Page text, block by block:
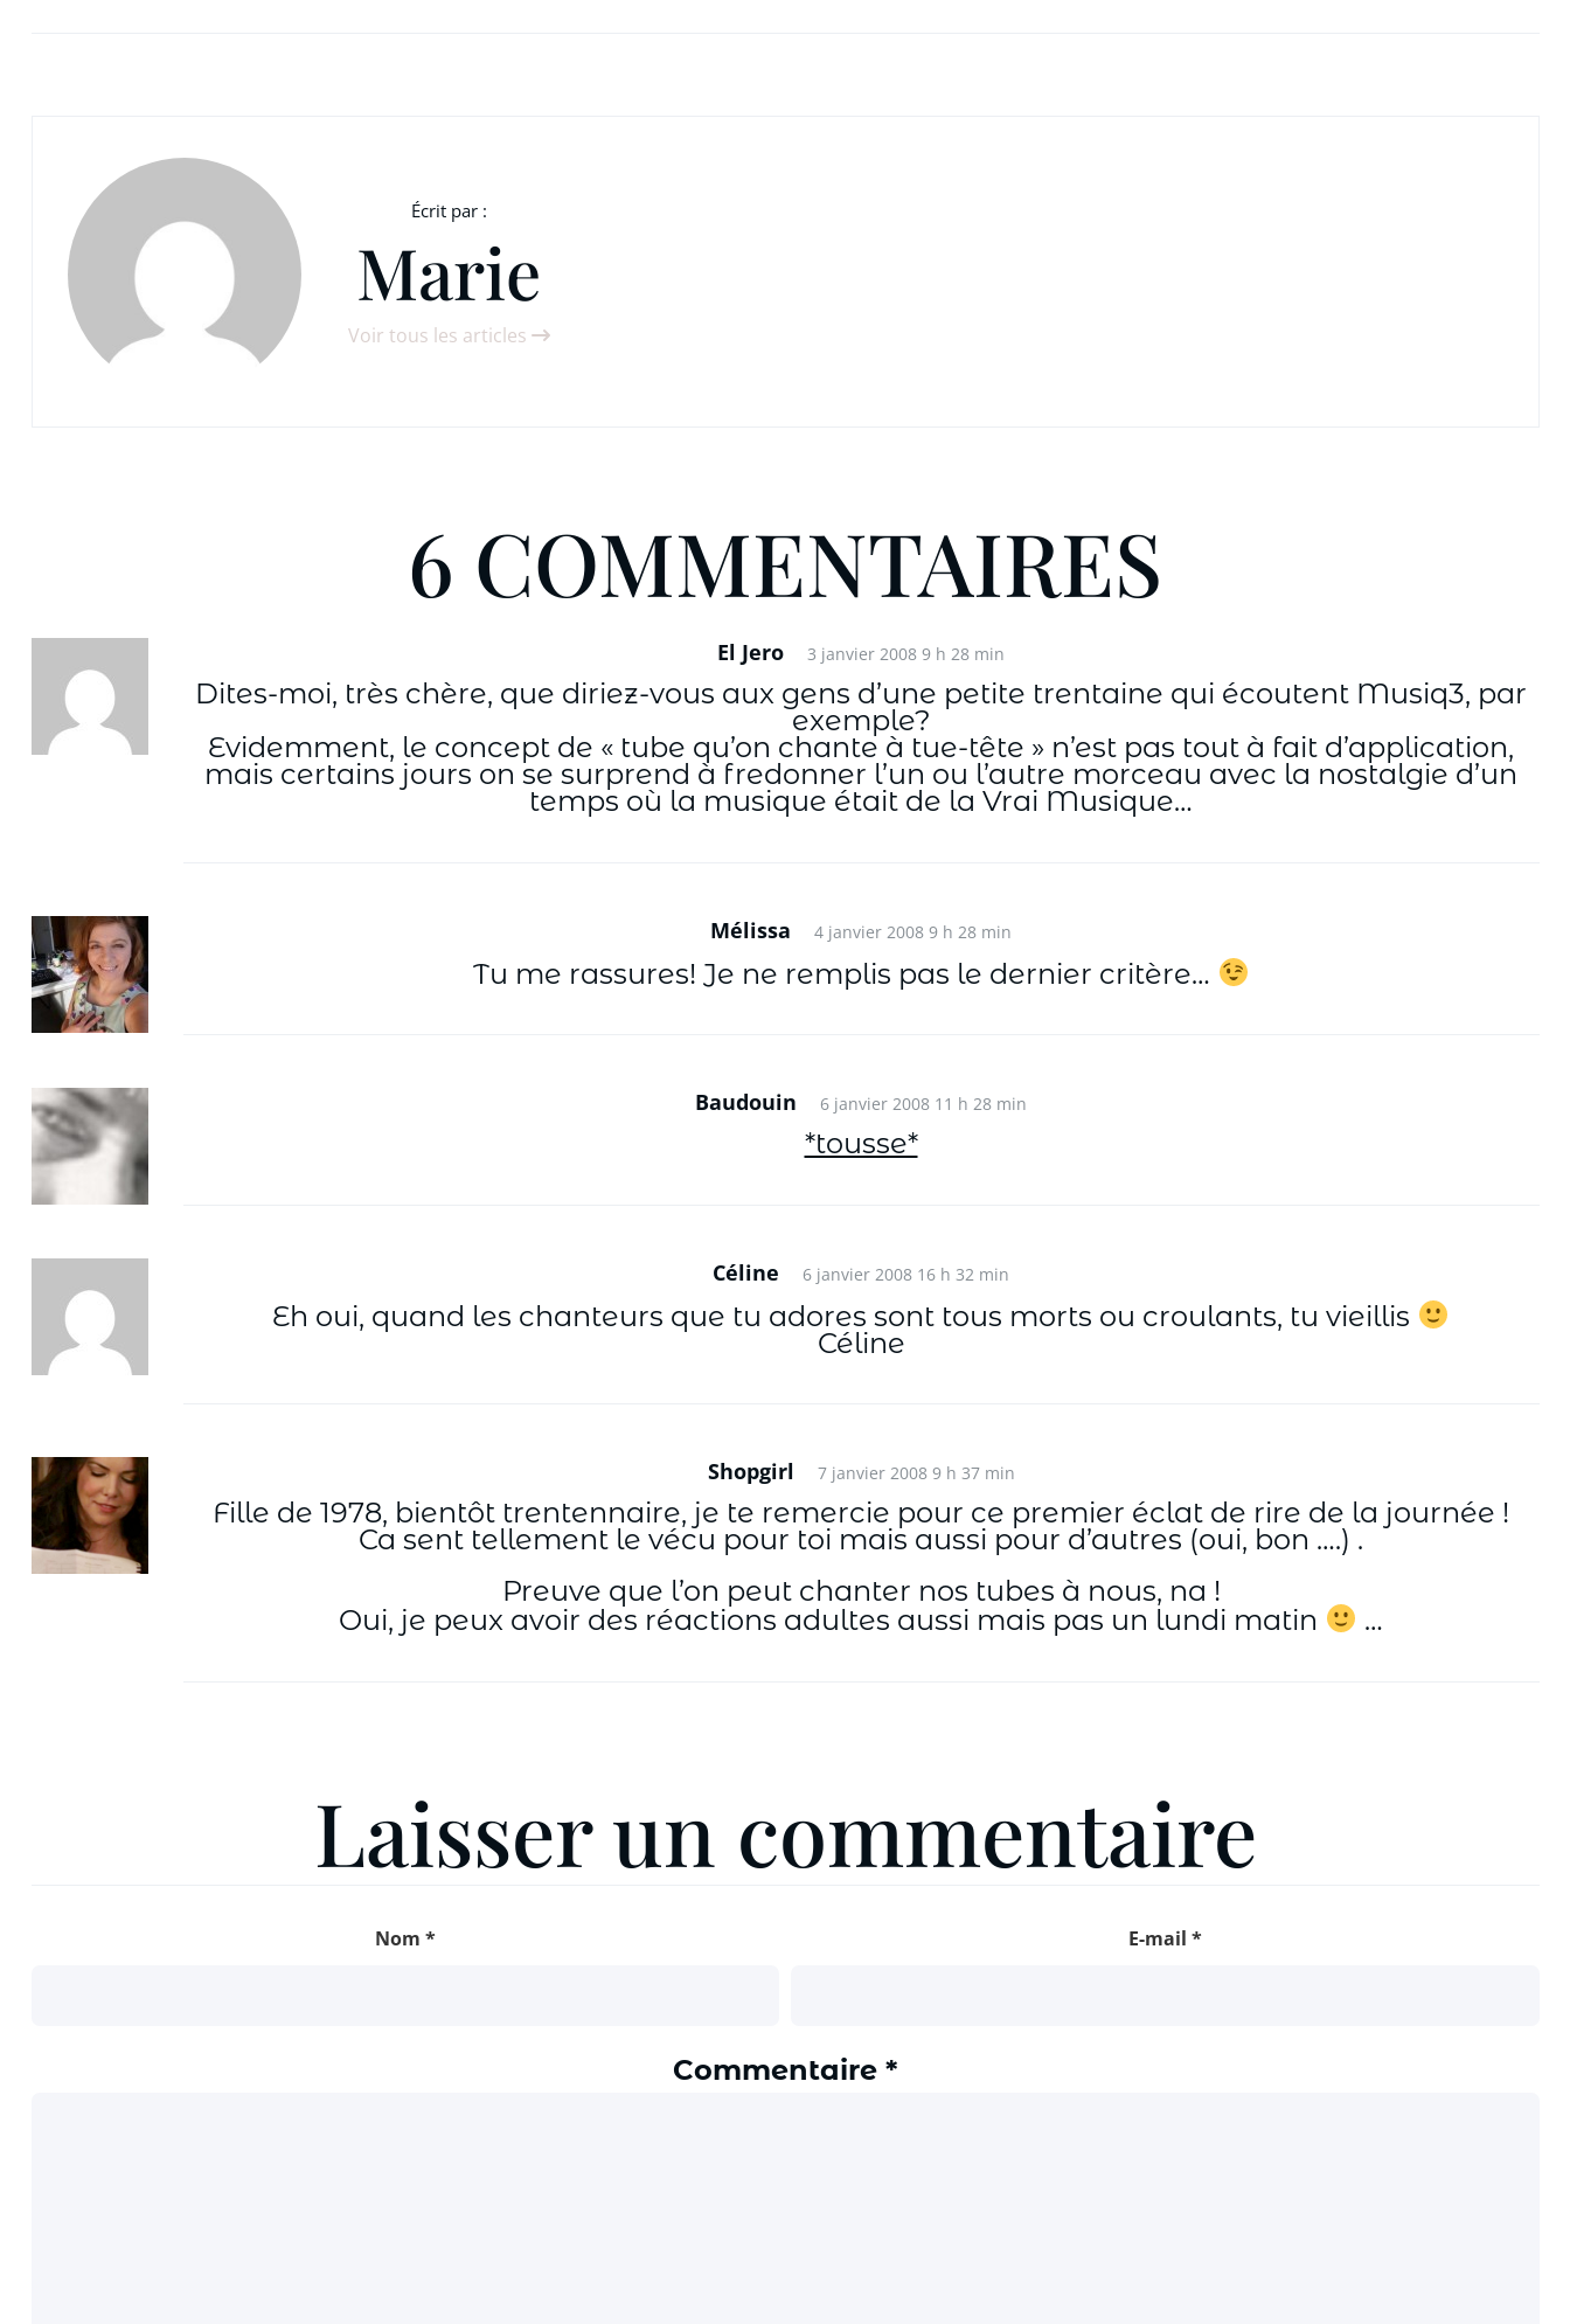
Écrit par :
Marie
Voir tous les articles
6 COMMENTAIRES
El Jero 3 janvier 2008 9 h 28 min
Dites-moi, très chère, que diriez-vous aux gens d’une petite trentaine qui écoutent Musiq3, par
exemple?
Evidemment, le concept de « tube qu’on chante à tue-tête » n’est pas tout à fait d’application,
mais certains jours on se surprend à fredonner l’un ou l’autre morceau avec la nostalgie d’un
temps où la musique était de la Vrai Musique…
Mélissa 4 janvier 2008 9 h 28 min
Tu me rassures! Je ne remplis pas le dernier critère…
Baudouin 6 janvier 2008 11 h 28 min
*tousse*
Céline 6 janvier 2008 16 h 32 min
Eh oui, quand les chanteurs que tu adores sont tous morts ou croulants, tu vieillis
Céline
Shopgirl 7 janvier 2008 9 h 37 min
Fille de 1978, bientôt trentennaire, je te remercie pour ce premier éclat de rire de la journée !
Ca sent tellement le vécu pour toi mais aussi pour d’autres (oui, bon ….) .
Preuve que l’on peut chanter nos tubes à nous, na !
Oui, je peux avoir des réactions adultes aussi mais pas un lundi matin
…
Laisser un commentaire
Nom * E-mail *
Commentaire *